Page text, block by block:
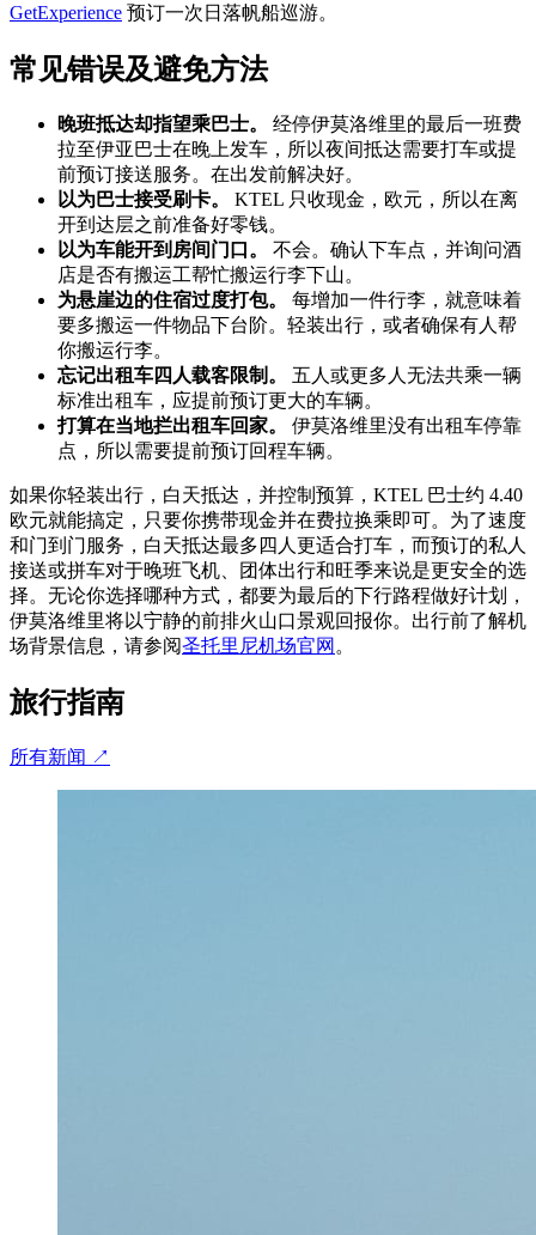
GetExperience 预订一次日落帆船巡游。
常见错误及避免方法
晚班抵达却指望乘巴士。
经停伊莫洛维里的最后一班费
拉至伊亚巴士在晚上发车，所以夜间抵达需要打车或提
前预订接送服务。在出发前解决好。
以为巴士接受刷卡。
KTEL 只收现金，欧元，所以在离
开到达层之前准备好零钱。
以为车能开到房间门口。
不会。确认下车点，并询问酒
店是否有搬运工帮忙搬运行李下山。
为悬崖边的住宿过度打包。
每增加一件行李，就意味着
要多搬运一件物品下台阶。轻装出行，或者确保有人帮
你搬运行李。
忘记出租车四人载客限制。
五人或更多人无法共乘一辆
标准出租车，应提前预订更大的车辆。
打算在当地拦出租车回家。
伊莫洛维里没有出租车停靠
点，所以需要提前预订回程车辆。
如果你轻装出行，白天抵达，并控制预算，KTEL 巴士约 4.40
欧元就能搞定，只要你携带现金并在费拉换乘即可。为了速度
和门到门服务，白天抵达最多四人更适合打车，而预订的私人
接送或拼车对于晚班飞机、团体出行和旺季来说是更安全的选
择。无论你选择哪种方式，都要为最后的下行路程做好计划，
伊莫洛维里将以宁静的前排火山口景观回报你。出行前了解机
场背景信息，请参阅圣托里尼机场官网 。
旅行指南
所有新闻 ↗